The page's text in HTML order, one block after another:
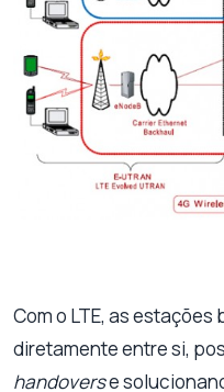
Com o LTE, as
diretamente entre si,
handoverse